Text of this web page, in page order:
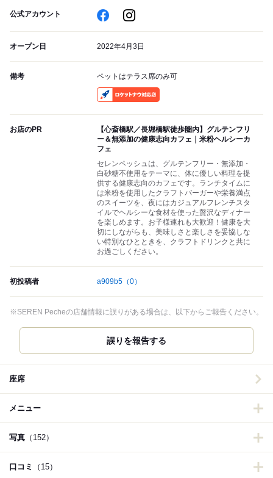
公式アカウント
オープン日 2022年4月3日
備考
ペットはテラス席のみ可
お店のPR
【心斎橋駅／長堀橋駅徒歩圏内】グルテンフリ
ー＆無添加の健康志向カフェ｜米粉ヘルシーカ
フェ
セレンペッシュは、グルテンフリー・無添加・
白砂糖不使用をテーマに、体に優しい料理を提
供する健康志向のカフェです。ランチタイムに
は米粉を使用したクラフトバーガーや栄養満点
のスイーツを、夜にはカジュアルフレンチスタ
イルでヘルシーな食材を使った贅沢なディナー
を楽しめます。お子様連れも大歓迎！健康を大
切にしながらも、美味しさと楽しさを妥協しな
い特別なひとときを、クラフトドリンクと共に
お過ごしください。
初投稿者 a909b5 （0）
※SEREN Pecheの店舗情報に誤りがある場合は、以下からご報告ください。
誤りを報告する
座席
メニュー
写真 （152）
口コミ （15）